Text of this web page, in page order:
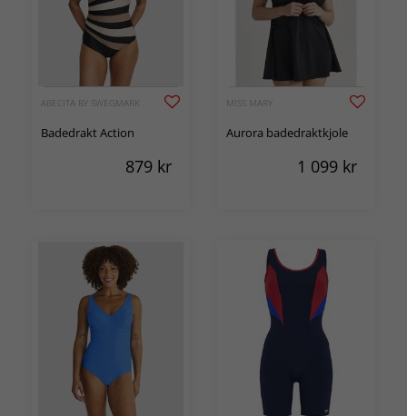
ABECITA BY SWEGMARK
Badedrakt Action
879 kr
MISS MARY
Aurora badedraktkjole
1 099 kr